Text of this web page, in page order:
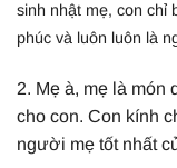
sinh nhật mẹ, con chỉ
phúc và luôn luôn là
2. Mẹ à, mẹ là món
cho con. Con kính
người mẹ tốt nhất